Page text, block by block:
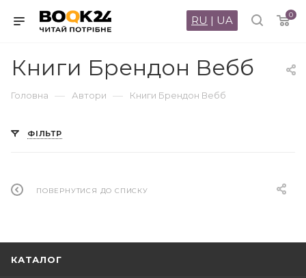
0
RU | UA
Книги Брендон Вебб
Головна — Автори — Книги Брендон Вебб
ФІЛЬТР
ПОВЕРНУТИСЯ ДО СПИСКУ
КАТАЛОГ